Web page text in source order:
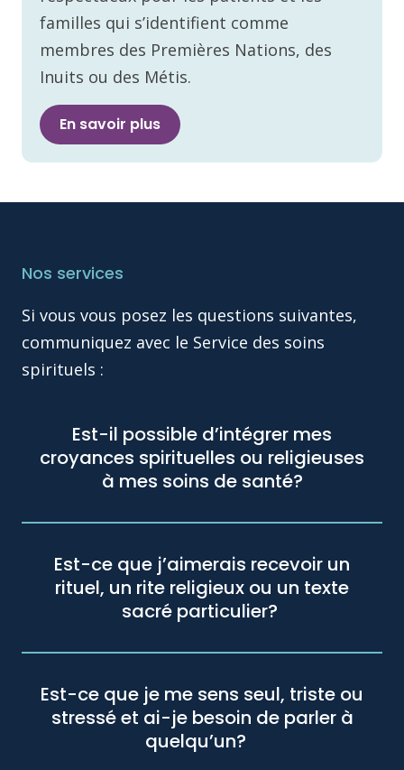
familles qui s’identifient comme
membres des Premières Nations, des
Inuits ou des Métis.
En savoir plus
Nos services
Si vous vous posez les questions suivantes,
communiquez avec le Service des soins
spirituels :
Est-il possible d’intégrer mes
croyances spirituelles ou religieuses
à mes soins de santé?
Est-ce que j’aimerais recevoir un
rituel, un rite religieux ou un texte
sacré particulier?
Est-ce que je me sens seul, triste ou
stressé et ai-je besoin de parler à
quelqu’un?